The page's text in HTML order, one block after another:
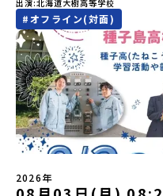
数の場合は、締め切り後1週間
す。【申し込み受付期間】5
12：00まで疑問も不安もワク
ステップアップ説明会プログ
申し込みを迷われている方向
ます。知りたい情報のレベル
活用ください。【STEP 1】全
し地域留学」を知りたい方へ
加できる「おためし地域留学
開催しました。中学生一人で
なる「安全面」や「事務局の
しています。ぜひ、ご自宅か
イブ動画を視聴する]YouTube
木彫り等の工芸など、ユニー
は、人間のまわりに存在する
のうち、人間にとって大切な
呼んでいます。いつも自分た
ば、身近な動植物や、暮らし
な山や川などもすべて「カム
にした大人気マンガ「ゴール
売され、2026年3月に映画の
ます。今回は、平取町の中で
「二風谷（にぶたに）コタン
どを体感することができます
生との特別な交流この旅の大
ひ一歩踏み出してみませんか
がございます。お早目にご
-------------------＼返還不要・
学に【毎月2万円】の給付型奨
なたの未来を応援！～ 詳
--------------------------ーーー
ーーーーーーーーーーーーー
ケットの打ち上げ成功で話題
ンバレー」を目指す大樹町で
く大自然を肌で感じてみませ
になる。いつか留学してみた
もっとひらきたい！ 」「自然が好きでもっと触れてあそびたい！」
そんな中学生のみなさんにお
出演 北海道大樹高等学校
#オフライン(対面)
2026年